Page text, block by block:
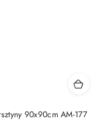
90x90cm AM-177